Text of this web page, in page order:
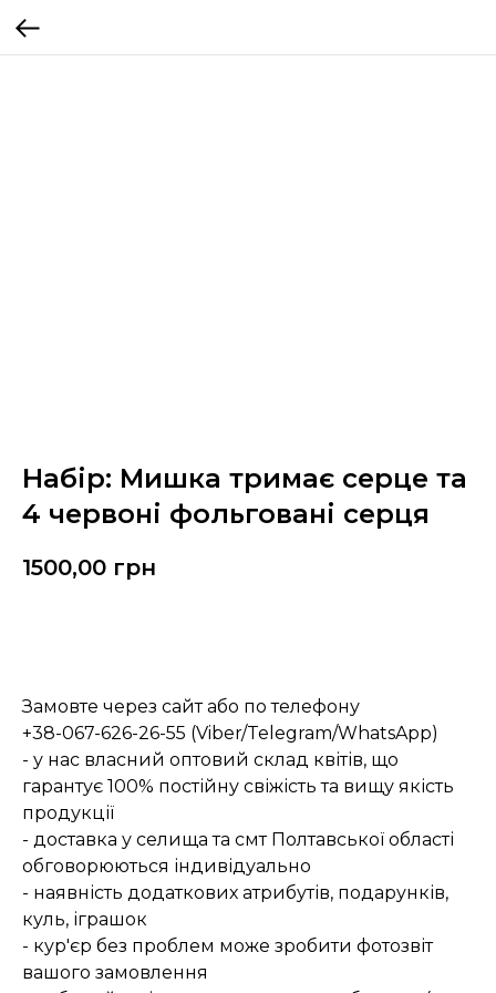
Набір: Мишка тримає серце та
4 червоні фольговані серця
1500,00 грн
Замовте через сайт або по телефону
+38-067-626-26-55 (Viber/Telegram/WhatsApp)
- у нас власний оптовий склад квітів, що
гарантує 100% постійну свіжість та вищу якість
продукції
- доставка у селища та смт Полтавської області
обговорюються індивідуально
- наявність додаткових атрибутів, подарунків,
куль, іграшок
- кур'єр без проблем може зробити фотозвіт
вашого замовлення